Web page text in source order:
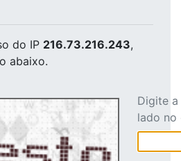
do IP 216.73.216.243,
abaixo.
Digite
lado no